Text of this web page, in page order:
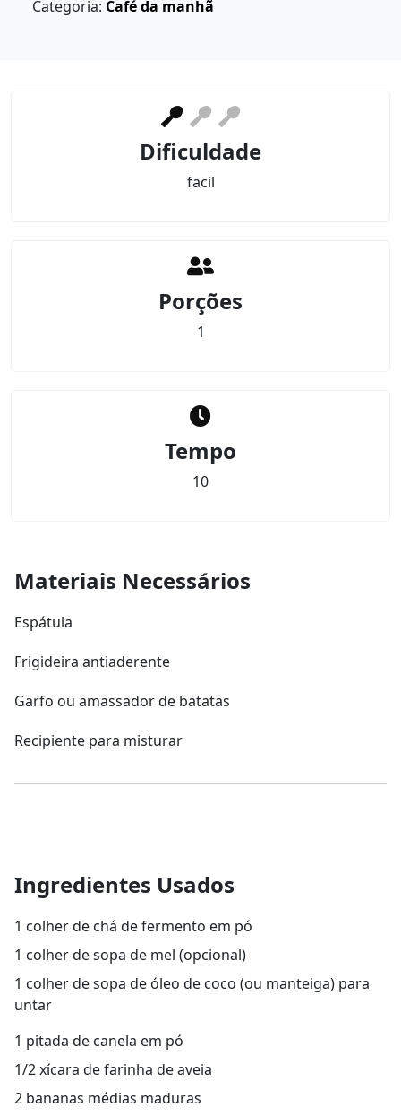
Categoria: Café da manhã
Dificuldade
facil
Porções
1
Tempo
10
Materiais Necessários
Espátula
Frigideira antiaderente
Garfo ou amassador de batatas
Recipiente para misturar
Ingredientes Usados
1 colher de chá de fermento em pó
1 colher de sopa de mel (opcional)
1 colher de sopa de óleo de coco (ou manteiga) para
untar
1 pitada de canela em pó
1/2 xícara de farinha de aveia
2 bananas médias maduras